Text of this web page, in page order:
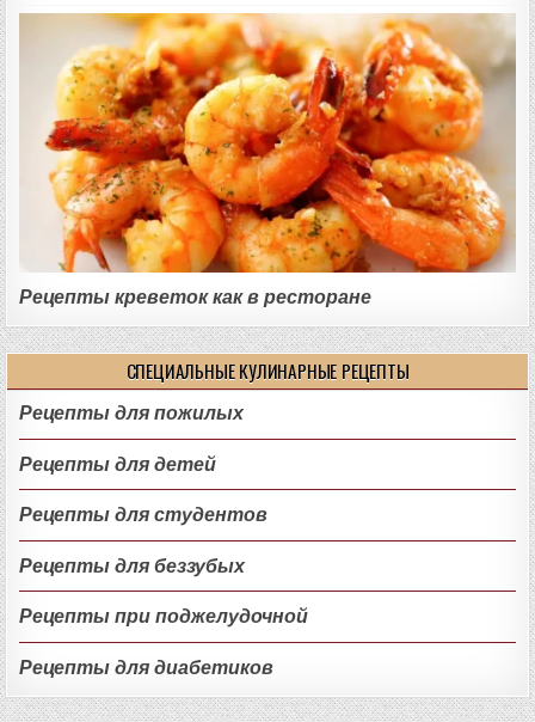
Рецепты креветок как в ресторане
СПЕЦИАЛЬНЫЕ КУЛИНАРНЫЕ РЕЦЕПТЫ
Рецепты для пожилых
Рецепты для детей
Рецепты для студентов
Рецепты для беззубых
Рецепты при поджелудочной
Рецепты для диабетиков